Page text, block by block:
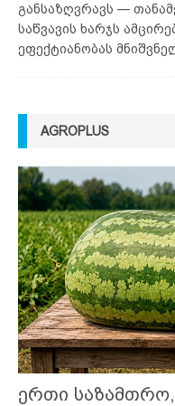
განსაზღვრავს —
საწვავის ხარჯს
ეფექტიანობას
AGROPLUS
ერთი